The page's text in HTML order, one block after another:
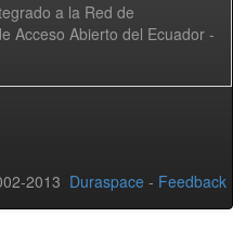
a la Red de
Acceso Abierto del Ecuador -
2013 Duraspace - Feedback